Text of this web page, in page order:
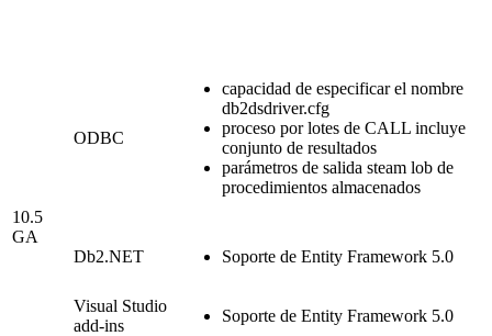
10.5
GA
ODBC
capacidad de especificar el nombre
db2dsdriver.cfg
proceso por lotes de CALL incluye
conjunto de resultados
parámetros de salida steam lob de
procedimientos almacenados
Db2.NET Soporte de Entity Framework 5.0
Visual Studio
add-ins
Soporte de Entity Framework 5.0